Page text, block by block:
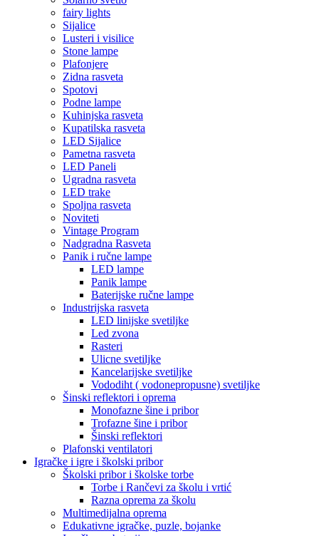
fairy lights
Sijalice
Lusteri i visilice
Stone lampe
Plafonjere
Zidna rasveta
Spotovi
Podne lampe
Kuhinjska rasveta
Kupatilska rasveta
LED Sijalice
Pametna rasveta
LED Paneli
Ugradna rasveta
LED trake
Spoljna rasveta
Noviteti
Vintage Program
Nadgradna Rasveta
Panik i ručne lampe
LED lampe
Panik lampe
Baterijske ručne lampe
Industrijska rasveta
LED linijske svetiljke
Led zvona
Rasteri
Ulicne svetiljke
Kancelarijske svetiljke
Vododiht ( vodonepropusne) svetiljke
Šinski reflektori i oprema
Monofazne šine i pribor
Trofazne šine i pribor
Šinski reflektori
Plafonski ventilatori
Igračke i igre i školski pribor
Školski pribor i školske torbe
Torbe i Rančevi za školu i vrtić
Razna oprema za školu
Multimedijalna oprema
Edukativne igračke, puzle, bojanke